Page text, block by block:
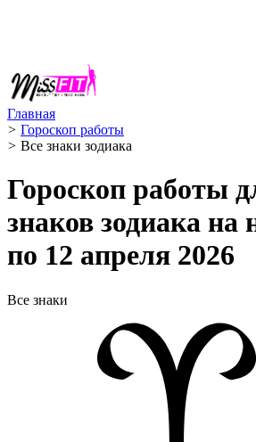
Главная
> Гороскоп работы
> Все знаки зодиака
Гороскоп работы
знаков зодиака на
по 12 апреля 2026
Все знаки